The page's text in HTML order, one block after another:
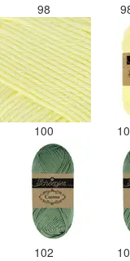
98
100
102